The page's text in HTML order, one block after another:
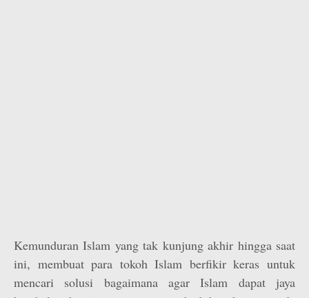
Kemunduran Islam yang tak kunjung akhir hingga saat
ini, membuat para tokoh Islam berfikir keras untuk
mencari solusi bagaimana agar Islam dapat jaya